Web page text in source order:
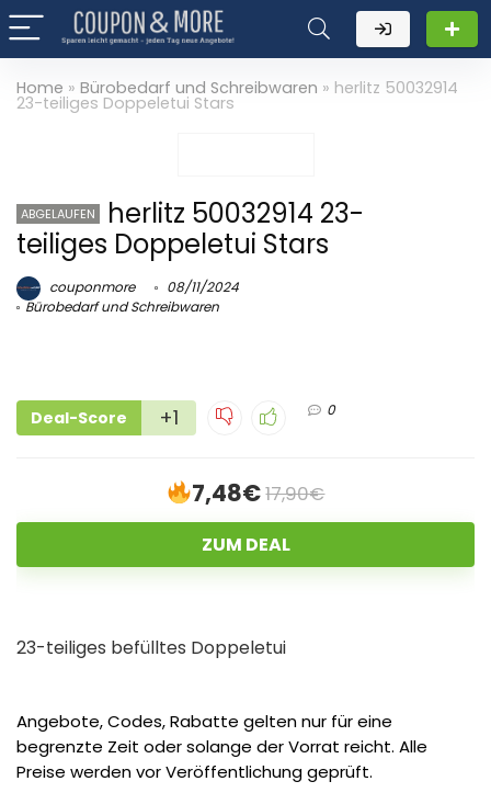
Home » Bürobedarf und Schreibwaren » herlitz 50032914
23-teiliges Doppeletui Stars
ABGELAUFEN
herlitz 50032914 23-
teiliges Doppeletui Stars
couponmore
08/11/2024
Bürobedarf und Schreibwaren
Deal-Score +1 0
7,48€17,90€
ZUM DEAL
23-teiliges befülltes Doppeletui
Angebote, Codes, Rabatte gelten nur für eine
begrenzte Zeit oder solange der Vorrat reicht. Alle
Preise werden vor Veröffentlichung geprüft.